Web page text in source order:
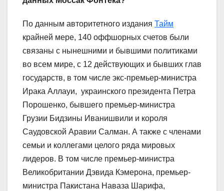
По данным авторитетного издания Тайм
крайней мере, 140 оффшорных счетов были
связаны с нынешними и бывшими политиками
во всем мире, с 12 действующих и бывших глав
государств, в том числе экс-премьер-министра
Ирака Аллауи, украинского президента Петра
Порошенко, бывшего премьер-министра
Грузии Бидзины Иванишвили и короля
Саудовской Аравии Салман. А также с членами
семьи и коллегами целого ряда мировых
лидеров. В том числе премьер-министра
Великобритании Дэвида Кэмерона, премьер-
министра Пакистана Наваза Шарифа,